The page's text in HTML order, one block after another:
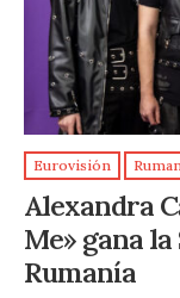
Eurovisión
Alexandra
Me» gana
Rumanía